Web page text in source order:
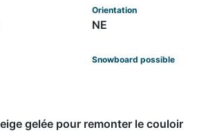
Orientation
NE
Snowboard possible
gelée pour remonter le couloir